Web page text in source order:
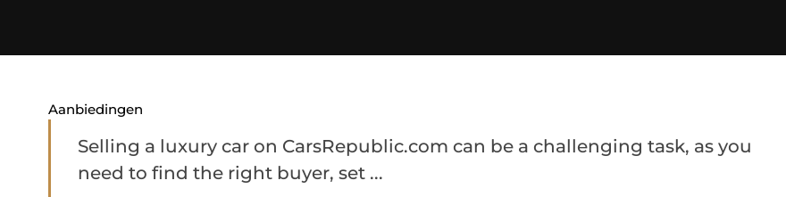
Aanbiedingen
Selling a luxury car on CarsRepublic.com can be a challenging task, as you
need to find the right buyer, set ...